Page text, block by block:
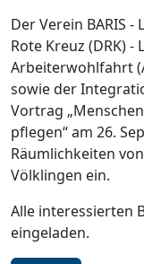
Der Verein BARIS -
Rote Kreuz (DRK)
Arbeiterwohlfahrt
sowie der
Vortrag
pflegen“ am 26.
Räumlichkeiten
Völklingen ein.
Alle interessierten
eingeladen.